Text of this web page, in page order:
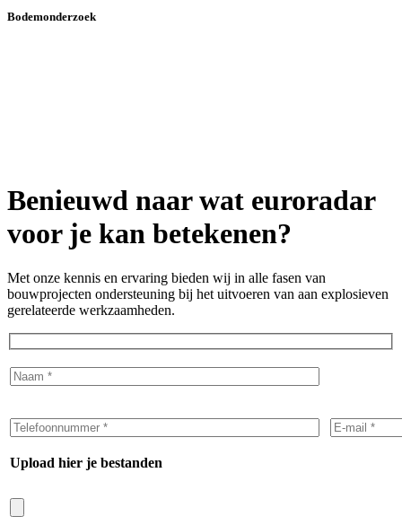
Bodemonderzoek
Benieuwd naar wat euroradar
voor je kan betekenen?
Met onze kennis en ervaring bieden wij in alle fasen van
bouwprojecten ondersteuning bij het uitvoeren van aan explosieven
gerelateerde werkzaamheden.
Upload hier je bestanden